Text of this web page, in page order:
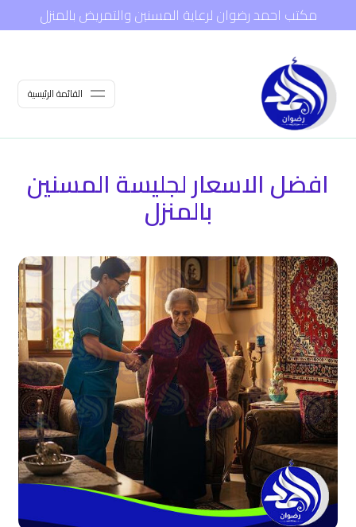
مكتب احمد رضوان لرعاية المسنين والتمريض بالمنزل
القائمة الرئيسية
افضل الاسعار لجليسة المسنين
بالمنزل